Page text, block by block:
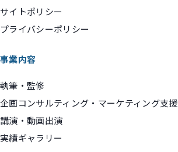
サイトポリシー
プライバシーポリシー
事業内容
執筆・監修
企画コンサルティング・マーケティング支援
講演・動画出演
実績ギャラリー